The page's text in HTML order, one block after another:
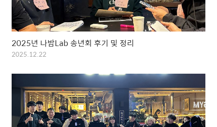
2025년 나밤Lab 송년회 후기 및 정리
2025.12.22